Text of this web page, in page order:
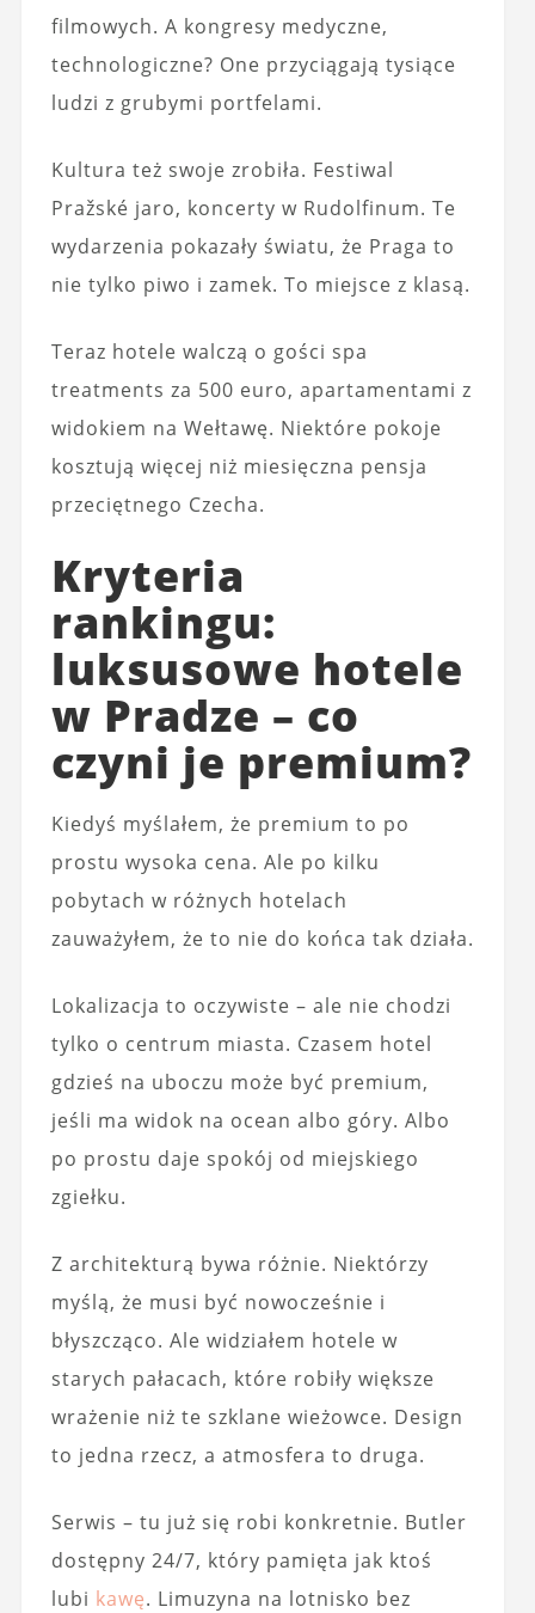
filmowych. A kongresy medyczne,
technologiczne? One przyciągają tysiące
ludzi z grubymi portfelami.
Kultura też swoje zrobiła. Festiwal
Pražské jaro, koncerty w Rudolfinum. Te
wydarzenia pokazały światu, że Praga to
nie tylko piwo i zamek. To miejsce z klasą.
Teraz hotele walczą o gości spa
treatments za 500 euro, apartamentami z
widokiem na Wełtawę. Niektóre pokoje
kosztują więcej niż miesięczna pensja
przeciętnego Czecha.
Kryteria
rankingu:
luksusowe hotele
w Pradze – co
czyni je premium?
Kiedyś myślałem, że premium to po
prostu wysoka cena. Ale po kilku
pobytach w różnych hotelach
zauważyłem, że to nie do końca tak działa.
Lokalizacja to oczywiste – ale nie chodzi
tylko o centrum miasta. Czasem hotel
gdzieś na uboczu może być premium,
jeśli ma widok na ocean albo góry. Albo
po prostu daje spokój od miejskiego
zgiełku.
Z architekturą bywa różnie. Niektórzy
myślą, że musi być nowocześnie i
błyszcząco. Ale widziałem hotele w
starych pałacach, które robiły większe
wrażenie niż te szklane wieżowce. Design
to jedna rzecz, a atmosfera to druga.
Serwis – tu już się robi konkretnie. Butler
dostępny 24/7, który pamięta jak ktoś
lubi kawę. Limuzyna na lotnisko bez